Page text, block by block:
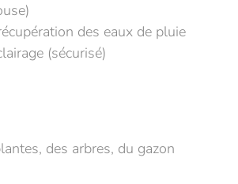
des eaux de pluie
(sécurisé)
des arbres, du gazon